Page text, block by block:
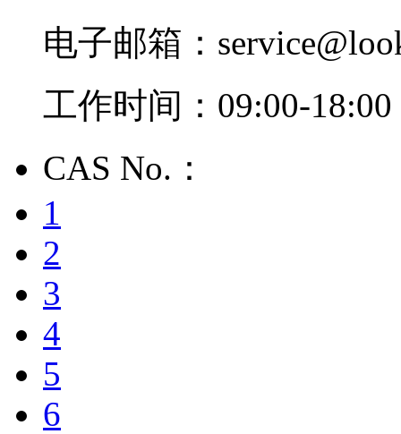
电子邮箱：
工作时间：09:00-18:00
CAS No.：
1
2
3
4
5
6